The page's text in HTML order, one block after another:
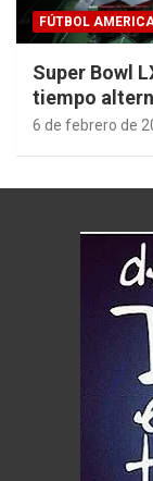
FÚTBOL
Super Bowl
tiempo
6 de febrero de